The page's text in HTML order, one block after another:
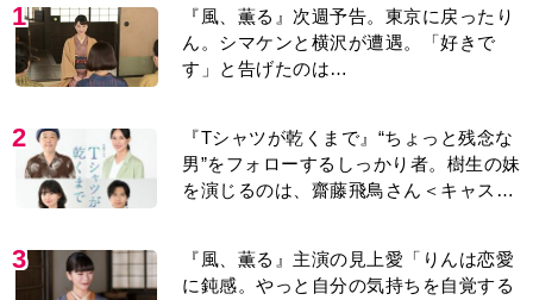
1
『風、薫る』次週予告。東京に戻ったり
ん。シマケンと横沢が遭遇。「好きで
す」と告げたのは…
2
『Tシャツが乾くまで』“ちょっと残念な
男”をフォローするしっかり者。樹生の妹
を演じるのは、齋藤飛鳥さん＜キャスト
3
『風、薫る』主演の見上愛「りんは恋愛
に鈍感。やっと自分の気持ちを自覚する